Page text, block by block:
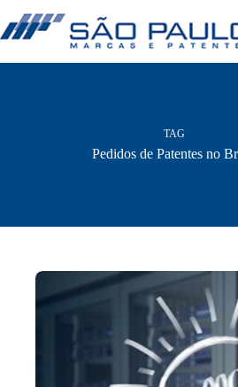
para
o
TAG
Pedidos de Patentes no